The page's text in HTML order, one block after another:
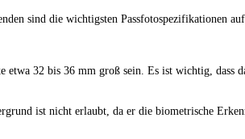
sind die wichtigsten Passfotospezifikationen
32 bis 36 mm groß sein. Es ist wichtig, dass
ist nicht erlaubt, da er die biometrische